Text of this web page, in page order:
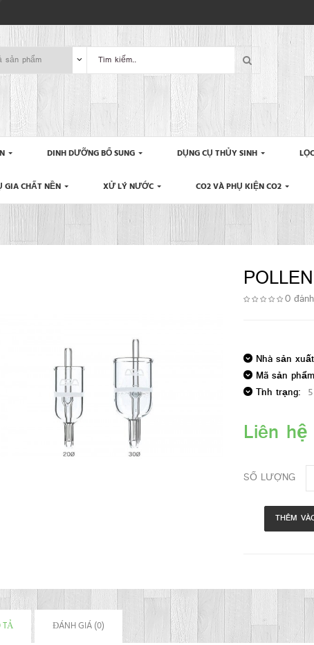
DINH DƯỠNG BỔ SUNG DỤNG CỤ THỦY SINH
GIA CHẤT NỀN XỬ LÝ NƯỚC CO2 VÀ PHỤ KIỆN CO2
0
Nhà sản
Mã sản
Tình trạng: 5
Liên hệ
SỐ LƯỢNG
THÊM
TẢ ĐÁNH GIÁ (0)